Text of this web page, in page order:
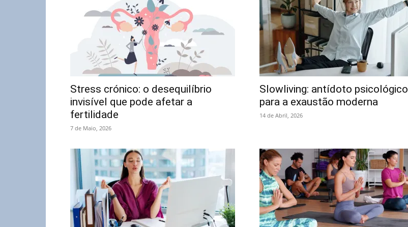
Stress crónico: o desequilíbrio
invisível que pode afetar a
fertilidade
7 de Maio, 2026
Slowliving: antídoto psicológico
para a exaustão moderna
14 de Abril, 2026